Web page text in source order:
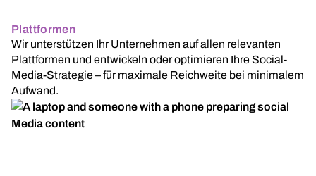
Plattformen
Wir unterstützen Ihr Unternehmen auf allen relevanten
Plattformen und entwickeln oder optimieren Ihre Social-
Media-Strategie – für maximale Reichweite bei minimalem
Aufwand.